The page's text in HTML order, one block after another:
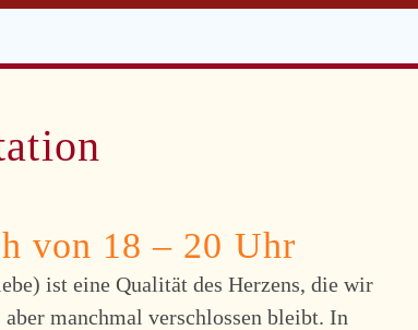
von 18 – 20 Uhr
ist eine Qualität des Herzens, die wir
manchmal verschlossen bleibt. In